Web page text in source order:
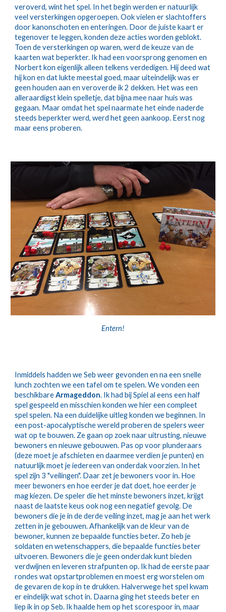
veroverd, wint het spel. In het begin werden er natuurlijk
veel versterkingen opgeroepen. Ook vielen er slachtoffers
door kanonschoten en enteringen. Door de juiste kaart er
tegenover te leggen, konden deze acties worden geblokt.
Toen de versterkingen op waren, werd de keuze van de
kaarten wat beperkter. Ik had een voorsprong genomen en
Norbert kon eigenlijk alleen telkens verdedigen. Hij deed wat
hij kon en dat lukte meestal goed, maar uiteindelijk was er
geen houden aan en veroverde ik 2 dekken. Het was een
alleraardigst klein spelletje, dat bijna mee naar huis was
gegaan. Maar omdat het spel naarmate het einde naderde
steeds beperkter werd, werd het geen aankoop. Eerst nog
maar eens proberen.
Entern!
Inmiddels hadden we Seb weer gevonden en na een snelle
lunch zochten we een tafel om te spelen. We vonden een
beschikbare Armageddon. Ik had bij Spiel al eens een half
spel gespeeld en misschien konden we hier een compleet
spel spelen. Na een duidelijke uitleg konden we beginnen. In
een post-apocalyptische wereld proberen de spelers weer
wat op te bouwen. Ze gaan op zoek naar uitrusting, nieuwe
bewoners en nieuwe gebouwen. Pas op voor plunderaars
(deze moet je afschieten en daarmee verdien je punten) en
natuurlijk moet je iedereen van onderdak voorzien. In het
spel zijn 3 "veilingen". Daar zet je bewoners voor in. Hoe
meer bewoners en hoe eerder je dat doet, hoe eerder je
mag kiezen. De speler die het minste bewoners inzet, krijgt
naast de laatste keus ook nog een negatief gevolg. De
bewoners die je in de derde veiling inzet, mag je aan het werk
zetten in je gebouwen. Afhankelijk van de kleur van de
bewoner, kunnen ze bepaalde functies beter. Zo heb je
soldaten en wetenschappers, die bepaalde functies beter
uitvoeren. Bewoners die je geen onderdak kunt bieden
verdwijnen en leveren strafpunten op. Ik had de eerste paar
rondes wat opstartproblemen en moest erg worstelen om
de gevaren de kop in te drukken. Halverwege het spel kwam
er eindelijk wat schot in. Daarna ging het steeds beter en
liep ik in op Seb. Ik haalde hem op het scorespoor in, maar